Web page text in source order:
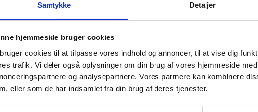
Samtykke Detaljer
hjemmeside bruger cookies
cookies til at tilpasse vores indhold og annoncer, til at vise dig
trafik. Vi deler også oplysninger om din brug af vores hjemmeside
og analysepartnere. Vores partnere kan kombinere
eller som de har indsamlet fra din brug af deres tjenester.
Publiceringsdato: 11.
Udgiver: VIVE – Viden
Velfærd
Publikationsår: 2020
Sideantal: 56